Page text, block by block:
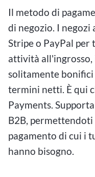
Il metodo di
di negozio. I negozi
Stripe o PayPal per
attività
solitamente
termini netti. È qui
Payments.
B2B,
pagamento di cui i
hanno bisogno.